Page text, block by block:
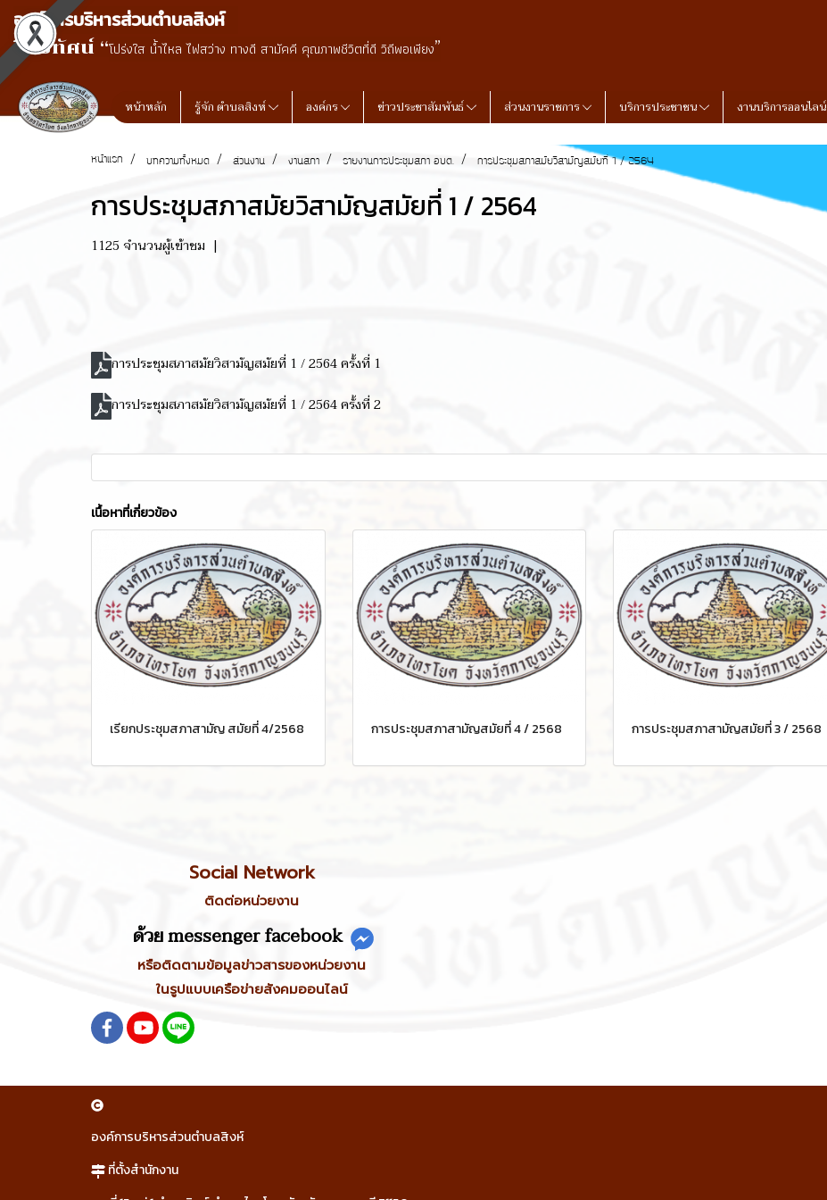
องค์การบริหารส่วนตำบลสิงห์
วิสัยทัศน์ “โปร่งใส น้ำไหล ไฟสว่าง ทางดี สามัคคี คุณภาพชีวิตที่ดี วิถีพอเพียง”
หน้าหลัก รู้จัก ตำบลสิงห์ องค์กร ข่าวประชาสัมพันธ์ ส่วนงานราชการ บริการประชาชน งานบริการออนไลน์
หน้าแรก บทความทั้งหมด ส่วนงาน งานสภา รายงานการประชุมสภา อบต. การประชุมสภาสมัยวิสามัญสมัยที่ 1 / 2564
การประชุมสภาสมัยวิสามัญสมัยที่ 1 / 2564
1125 จำนวนผู้เข้าชม |
การประชุมสภาสมัยวิสามัญสมัยที่ 1 / 2564 ครั้งที่ 1
การประชุมสภาสมัยวิสามัญสมัยที่ 1 / 2564 ครั้งที่ 2
เนื้อหาที่เกี่ยวข้อง
เรียกประชุมสภาสามัญ สมัยที่ 4/2568 การประชุมสภาสามัญสมัยที่ 4 / 2568 การประชุมสภาสามัญสมัยที่ 3 / 2568
Social Network
ติดต่อหน่วยงาน
ด้วย messenger facebook
หรือติดตามข้อมูลข่าวสารของหน่วยงาน
ในรูปแบบเครือข่ายสังคมออนไลน์
องค์การบริหารส่วนตำบลสิงห์
ที่ตั้งสำนักงาน